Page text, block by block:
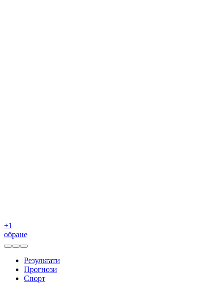
+1
обране
Результати
Прогнози
Спорт